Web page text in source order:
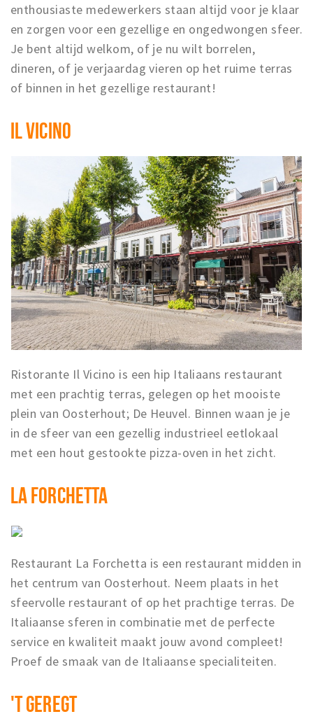
enthousiaste medewerkers staan altijd voor je klaar
en zorgen voor een gezellige en ongedwongen sfeer.
Je bent altijd welkom, of je nu wilt borrelen,
dineren, of je verjaardag vieren op het ruime terras
of binnen in het gezellige restaurant!
IL VICINO
Ristorante Il Vicino is een hip Italiaans restaurant
met een prachtig terras, gelegen op het mooiste
plein van Oosterhout; De Heuvel. Binnen waan je je
in de sfeer van een gezellig industrieel eetlokaal
met een hout gestookte pizza-oven in het zicht.
LA FORCHETTA
Restaurant La Forchetta is een restaurant midden in
het centrum van Oosterhout. Neem plaats in het
sfeervolle restaurant of op het prachtige terras. De
Italiaanse sferen in combinatie met de perfecte
service en kwaliteit maakt jouw avond compleet!
Proef de smaak van de Italiaanse specialiteiten.
'T GEREGT